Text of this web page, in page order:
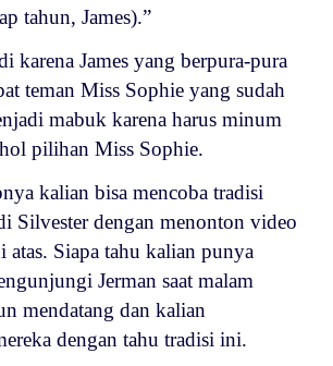
tahun, James).”
karena James yang berpura-pura
teman Miss Sophie yang sudah
mabuk karena harus minum
pilihan Miss Sophie.
kalian bisa mencoba tradisi
Silvester dengan menonton video
atas. Siapa tahu kalian punya
Jerman saat malam
mendatang dan kalian
dengan tahu tradisi ini.